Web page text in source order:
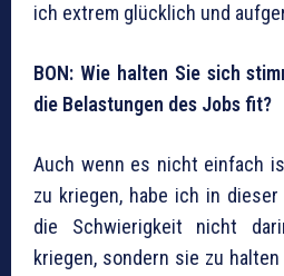
ich extrem glücklich und
BON: Wie halten Sie sich
die Belastungen des Jobs fit?
Auch wenn es nicht einfach
zu kriegen, habe ich in
die Schwierigkeit nicht
kriegen, sondern sie zu